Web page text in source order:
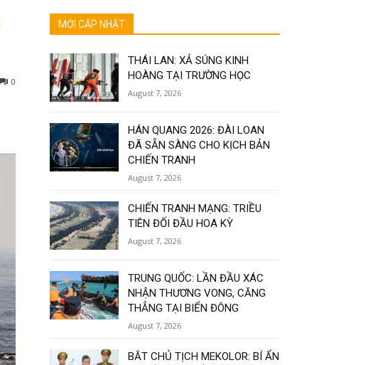
0
MỚI CẬP NHẬT
THÁI LAN: XẢ SÚNG KINH
HOÀNG TẠI TRƯỜNG HỌC
August 7, 2026
HÁN QUANG 2026: ĐÀI LOAN
ĐÃ SẴN SÀNG CHO KỊCH BẢN
CHIẾN TRANH
August 7, 2026
CHIẾN TRANH MẠNG: TRIỀU
TIÊN ĐỐI ĐẦU HOA KỲ
August 7, 2026
TRUNG QUỐC: LẦN ĐẦU XÁC
NHẬN THƯƠNG VONG, CĂNG
THẲNG TẠI BIỂN ĐÔNG
August 7, 2026
BẮT CHỦ TỊCH MEKOLOR: BÍ ẨN